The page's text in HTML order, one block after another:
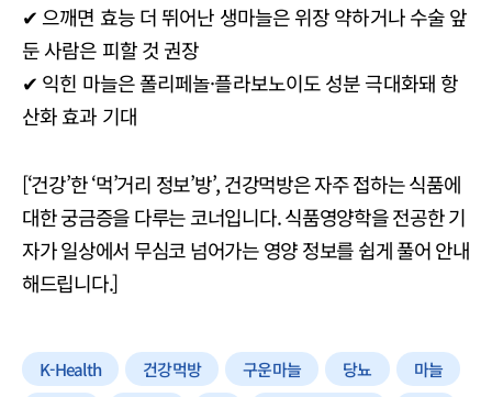
✔ 으깨면 효능 더 뛰어난 생마늘은 위장 약하거나 수술 앞
둔 사람은 피할 것 권장
✔ 익힌 마늘은 폴리페놀·플라보노이도 성분 극대화돼 항
산화 효과 기대
[‘건강’한 ‘먹’거리 정보’방’, 건강먹방은 자주 접하는 식품에
대한 궁금증을 다루는 코너입니다. 식품영양학을 전공한 기
자가 일상에서 무심코 넘어가는 영양 정보를 쉽게 풀어 안내
해드립니다.]
K-Health 건강먹방 구운마늘 당뇨
마늘